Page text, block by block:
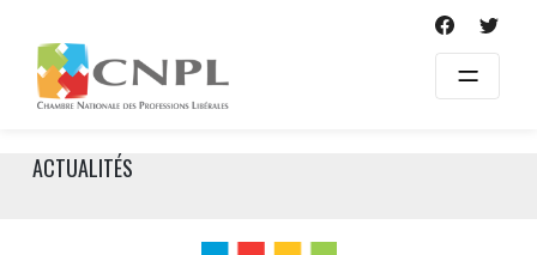
content
ACTUALITÉS